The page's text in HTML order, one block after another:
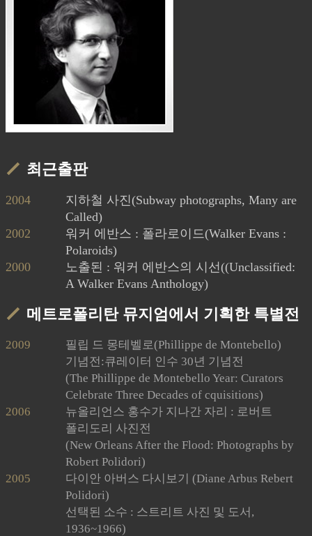
최근출판
2004
지하철 사진(Subway photographs, Many are
Called)
2002
워커 에반스 : 폴라로이드(Walker Evans :
Polaroids)
2000
노출된 : 워커 에반스의 시선((Unclassified:
A Walker Evans Anthology)
메트로폴리탄 뮤지엄에서 기획한 특별전
2009
필립 드 몽테벨로(Phillippe de Montebello)
기념전:큐레이터 인수 30년 기념전
(The Phillippe de Montebello Year: Curators
Celebrate Three Decades of cquisitions)
2006
뉴올리언스 홍수가 지나간 자리 : 로버트
폴리도리 사진전
(New Orleans After the Flood: Photographs by
Robert Polidori)
2005
다이안 아버스 다시보기 (Diane Arbus Rebert
Polidori)
선택된 소수 : 스트리트 사진 및 도서,
1936~1966)